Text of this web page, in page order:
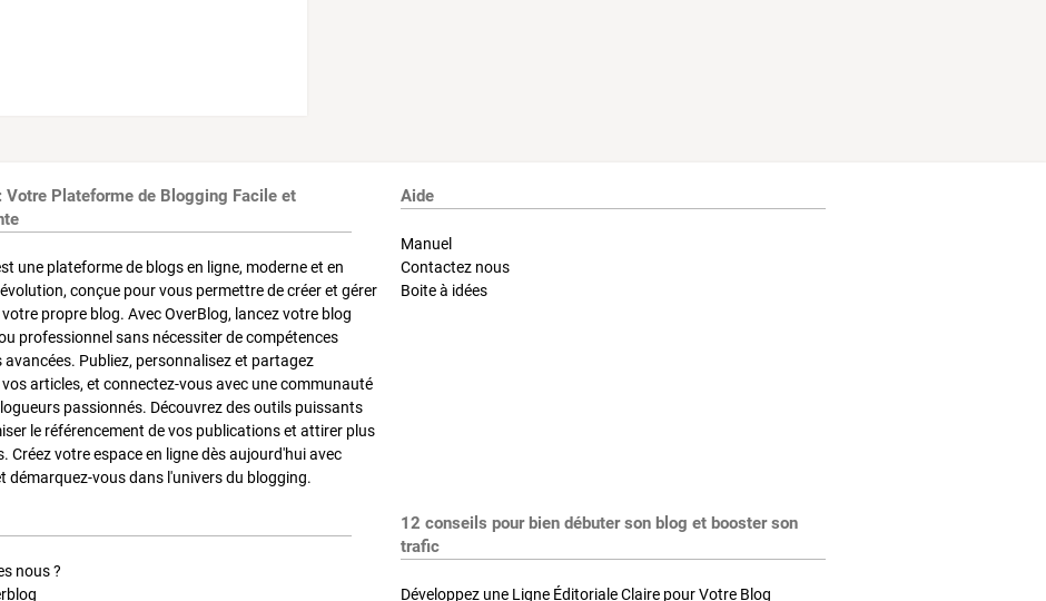
Votre Plateforme de Blogging Facile et
une plateforme de blogs en ligne, moderne et en
conçue pour vous permettre de créer et gérer
propre blog. Avec OverBlog, lancez votre blog
professionnel sans nécessiter de compétences
avancées. Publiez, personnalisez et partagez
articles, et connectez-vous avec une communauté
passionnés. Découvrez des outils puissants
le référencement de vos publications et attirer plus
Créez votre espace en ligne dès aujourd'hui avec
démarquez-vous dans l'univers du blogging.
Aide
Manuel
Contactez nous
Boite à idées
nous ?
12 conseils pour bien débuter son blog et booster son
trafic
Développez une Ligne Éditoriale Claire pour Votre Blog